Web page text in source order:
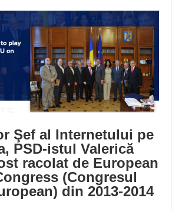
Şef al Internetului pe
PSD-istul Valerică
racolat de European
(Congresul
din 2013-2014